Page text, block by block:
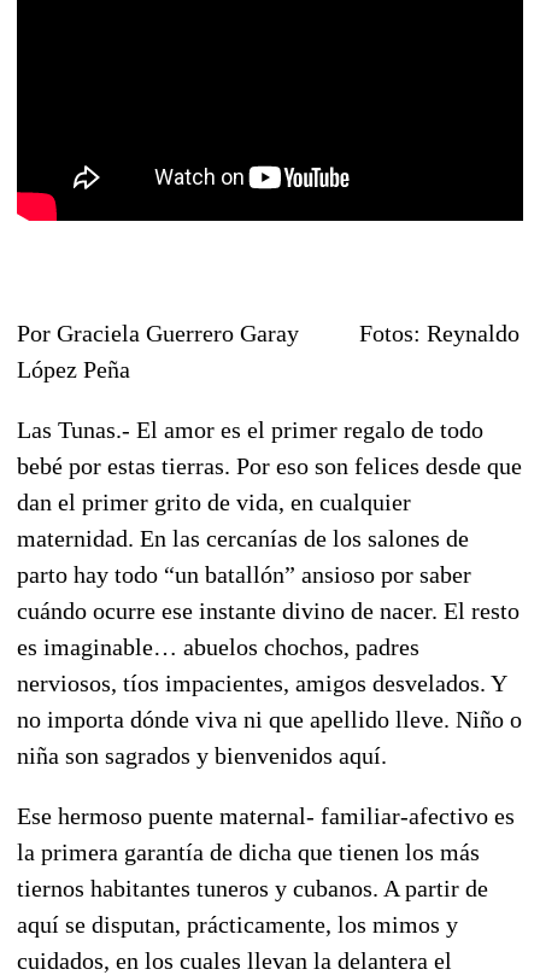
Por Graciela Guerrero Garay Fotos: Reynaldo
López Peña
Las Tunas.- El amor es el primer regalo de todo
bebé por estas tierras. Por eso son felices desde que
dan el primer grito de vida, en cualquier
maternidad. En las cercanías de los salones de
parto hay todo “un batallón” ansioso por saber
cuándo ocurre ese instante divino de nacer. El resto
es imaginable… abuelos chochos, padres
nerviosos, tíos impacientes, amigos desvelados. Y
no importa dónde viva ni que apellido lleve. Niño o
niña son sagrados y bienvenidos aquí.
Ese hermoso puente maternal- familiar-afectivo es
la primera garantía de dicha que tienen los más
tiernos habitantes tuneros y cubanos. A partir de
aquí se disputan, prácticamente, los mimos y
cuidados, en los cuales llevan la delantera el